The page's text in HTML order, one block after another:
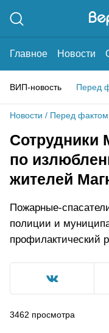
Главное Новости
ВИП-новость Перед
Новости / Перед фактом
Сотрудники
по
жителей
Пожарные-
полиции и
профилактический
3462 просмотра